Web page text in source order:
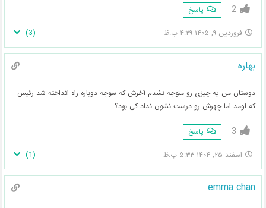
2 پاسخ
فروردین ۹, ۱۴۰۵ ۴:۲۹ ب.ظ (
3
)
بهاره
دوستان من یه چیزی رو متوجه نشدم آخرش که سوجه دوباره راه انداخته شد رئیس
که اومد اما چهرش رو درست نشون نداد کی بود؟
3 پاسخ
اسفند ۲۵, ۱۴۰۴ ۵:۳۳ ب.ظ (
1
)
emma chan